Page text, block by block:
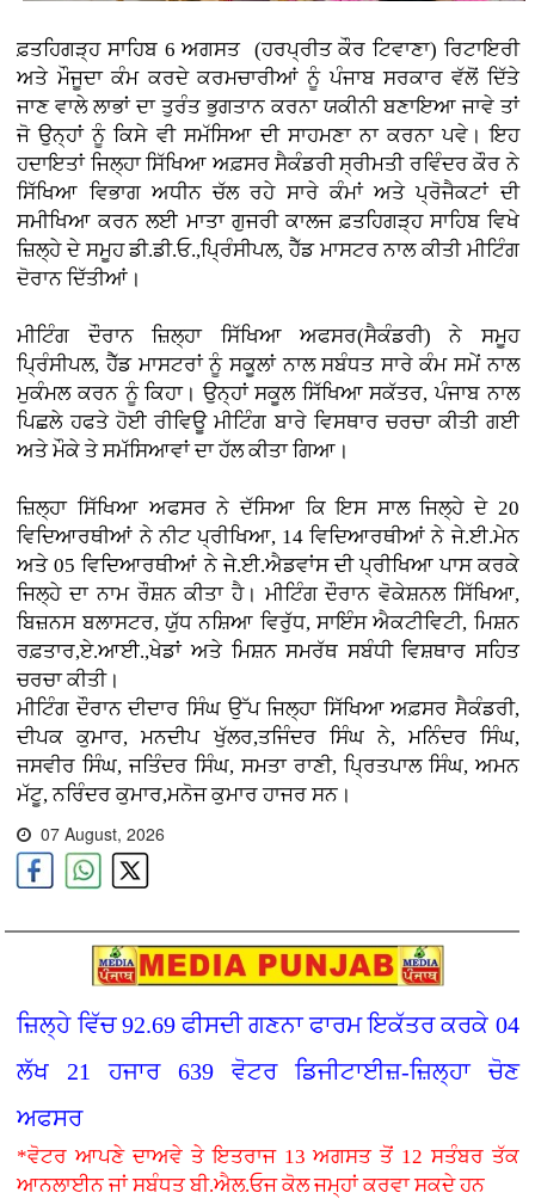
ਫ਼ਤਹਿਗੜ੍ਹ ਸਾਹਿਬ 6 ਅਗਸਤ (ਹਰਪ੍ਰੀਤ ਕੌਰ ਟਿਵਾਣਾ) ਰਿਟਾਇਰੀ
ਅਤੇ ਮੌਜੂਦਾ ਕੰਮ ਕਰਦੇ ਕਰਮਚਾਰੀਆਂ ਨੂੰ ਪੰਜਾਬ ਸਰਕਾਰ ਵੱਲੋਂ ਦਿੱਤੇ
ਜਾਣ ਵਾਲੇ ਲਾਭਾਂ ਦਾ ਤੁਰੰਤ ਭੁਗਤਾਨ ਕਰਨਾ ਯਕੀਨੀ ਬਣਾਇਆ ਜਾਵੇ ਤਾਂ
ਜੋ ਉਨ੍ਹਾਂ ਨੂੰ ਕਿਸੇ ਵੀ ਸਮੱਸਿਆ ਦੀ ਸਾਹਮਣਾ ਨਾ ਕਰਨਾ ਪਵੇ। ਇਹ
ਹਦਾਇਤਾਂ ਜਿਲ੍ਹਾ ਸਿੱਖਿਆ ਅਫ਼ਸਰ ਸੈਕੰਡਰੀ ਸ੍ਰੀਮਤੀ ਰਵਿੰਦਰ ਕੌਰ ਨੇ
ਸਿੱਖਿਆ ਵਿਭਾਗ ਅਧੀਨ ਚੱਲ ਰਹੇ ਸਾਰੇ ਕੰਮਾਂ ਅਤੇ ਪ੍ਰੋਜੈਕਟਾਂ ਦੀ
ਸਮੀਖਿਆ ਕਰਨ ਲਈ ਮਾਤਾ ਗੁਜਰੀ ਕਾਲਜ ਫ਼ਤਹਿਗੜ੍ਹ ਸਾਹਿਬ ਵਿਖੇ
ਜ਼ਿਲ੍ਹੇ ਦੇ ਸਮੂਹ ਡੀ.ਡੀ.ਓ.,ਪ੍ਰਿੰਸੀਪਲ, ਹੈੱਡ ਮਾਸਟਰ ਨਾਲ ਕੀਤੀ ਮੀਟਿੰਗ
ਦੋਰਾਨ ਦਿੱਤੀਆਂ।
ਮੀਟਿੰਗ ਦੌਰਾਨ ਜ਼ਿਲ੍ਹਾ ਸਿੱਖਿਆ ਅਫਸਰ(ਸੈਕੰਡਰੀ) ਨੇ ਸਮੂਹ
ਪ੍ਰਿੰਸੀਪਲ, ਹੈੱਡ ਮਾਸਟਰਾਂ ਨੂੰ ਸਕੂਲਾਂ ਨਾਲ ਸਬੰਧਤ ਸਾਰੇ ਕੰਮ ਸਮੇਂ ਨਾਲ
ਮੁਕੰਮਲ ਕਰਨ ਨੂੰ ਕਿਹਾ। ਉਨ੍ਹਾਂ ਸਕੂਲ ਸਿੱਖਿਆ ਸਕੱਤਰ, ਪੰਜਾਬ ਨਾਲ
ਪਿਛਲੇ ਹਫਤੇ ਹੋਈ ਰੀਵਿਊ ਮੀਟਿੰਗ ਬਾਰੇ ਵਿਸਥਾਰ ਚਰਚਾ ਕੀਤੀ ਗਈ
ਅਤੇ ਮੌਕੇ ਤੇ ਸਮੱਸਿਆਵਾਂ ਦਾ ਹੱਲ ਕੀਤਾ ਗਿਆ।
ਜ਼ਿਲ੍ਹਾ ਸਿੱਖਿਆ ਅਫਸਰ ਨੇ ਦੱਸਿਆ ਕਿ ਇਸ ਸਾਲ ਜਿਲ੍ਹੇ ਦੇ 20
ਵਿਦਿਆਰਥੀਆਂ ਨੇ ਨੀਟ ਪ੍ਰੀਖਿਆ, 14 ਵਿਦਿਆਰਥੀਆਂ ਨੇ ਜੇ.ਈ.ਮੇਨ
ਅਤੇ 05 ਵਿਦਿਆਰਥੀਆਂ ਨੇ ਜੇ.ਈ.ਐਡਵਾਂਸ ਦੀ ਪ੍ਰੀਖਿਆ ਪਾਸ ਕਰਕੇ
ਜਿਲ੍ਹੇ ਦਾ ਨਾਮ ਰੌਸ਼ਨ ਕੀਤਾ ਹੈ। ਮੀਟਿੰਗ ਦੌਰਾਨ ਵੋਕੇਸ਼ਨਲ ਸਿੱਖਿਆ,
ਬਿਜ਼ਨਸ ਬਲਾਸਟਰ, ਯੁੱਧ ਨਸ਼ਿਆ ਵਿਰੁੱਧ, ਸਾਇੰਸ ਐਕਟੀਵਿਟੀ, ਮਿਸ਼ਨ
ਰਫ਼ਤਾਰ,ਏ.ਆਈ.,ਖੇਡਾਂ ਅਤੇ ਮਿਸ਼ਨ ਸਮਰੱਥ ਸਬੰਧੀ ਵਿਸ਼ਥਾਰ ਸਹਿਤ
ਚਰਚਾ ਕੀਤੀ।
ਮੀਟਿੰਗ ਦੌਰਾਨ ਦੀਦਾਰ ਸਿੰਘ ਉੱਪ ਜਿਲ੍ਹਾ ਸਿੱਖਿਆ ਅਫ਼ਸਰ ਸੈਕੰਡਰੀ,
ਦੀਪਕ ਕੁਮਾਰ, ਮਨਦੀਪ ਖੁੱਲਰ,ਤਜਿੰਦਰ ਸਿੰਘ ਨੇ, ਮਨਿੰਦਰ ਸਿੰਘ,
ਜਸਵੀਰ ਸਿੰਘ, ਜਤਿੰਦਰ ਸਿੰਘ, ਸਮਤਾ ਰਾਣੀ, ਪ੍ਰਿਤਪਾਲ ਸਿੰਘ, ਅਮਨ
ਮੱਟੂ, ਨਰਿੰਦਰ ਕੁਮਾਰ,ਮਨੋਜ ਕੁਮਾਰ ਹਾਜਰ ਸਨ।
07 August, 2026
ਜ਼ਿਲ੍ਹੇ ਵਿੱਚ 92.69 ਫੀਸਦੀ ਗਣਨਾ ਫਾਰਮ ਇਕੱਤਰ ਕਰਕੇ 04
ਲੱਖ 21 ਹਜਾਰ 639 ਵੋਟਰ ਡਿਜੀਟਾਈਜ਼-ਜ਼ਿਲ੍ਹਾ ਚੋਣ
ਅਫਸਰ
*ਵੋਟਰ ਆਪਣੇ ਦਾਅਵੇ ਤੇ ਇਤਰਾਜ 13 ਅਗਸਤ ਤੋਂ 12 ਸਤੰਬਰ ਤੱਕ
ਆਨਲਾਈਨ ਜਾਂ ਸਬੰਧਤ ਬੀ.ਐਲ.ਓਜ ਕੋਲ ਜਮ੍ਹਾਂ ਕਰਵਾ ਸਕਦੇ ਹਨ